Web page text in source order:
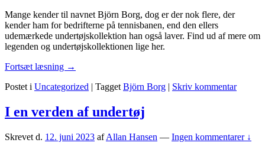
Mange kender til navnet Björn Borg, dog er der nok flere, der
kender ham for bedrifterne på tennisbanen, end den ellers
udemærkede undertøjskollektion han også laver. Find ud af mere om
legenden og undertøjskollektionen lige her.
Fortsæt læsning En
på
områder
–
Borg
→
Postet i Uncategorized | Tagget Björn Borg | Skriv kommentar
I en verden af undertøj
Skrevet d. 12. juni 2023 afAllan Hansen — Ingen kommentarer ↓